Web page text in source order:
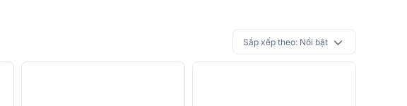
Sắp xếp theo: Nổi bật